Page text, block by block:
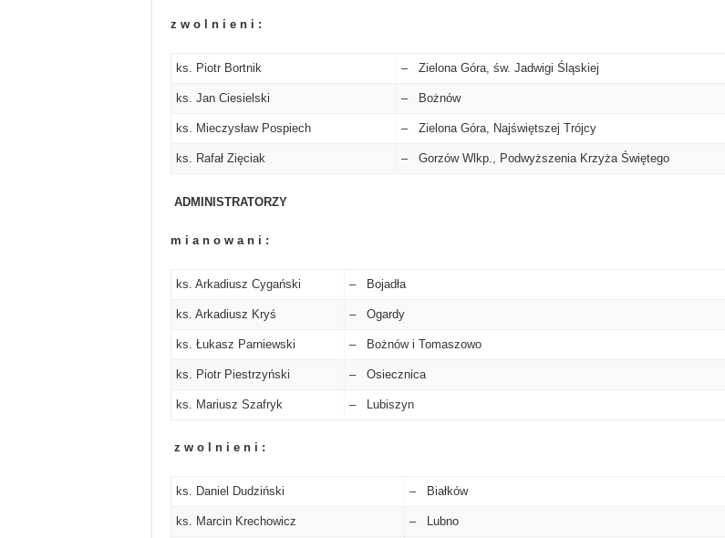
z w o l n i e n i :
ks. Piotr Bortnik – Zielona Góra, św. Jadwigi Śląskiej
ks. Jan Ciesielski – Bożnów
ks. Mieczysław Pospiech – Zielona Góra, Najświętszej Trójcy
ks. Rafał Zięciak – Gorzów Wlkp., Podwyższenia Krzyża Świętego
ADMINISTRATORZY
m i a n o w a n i :
ks. Arkadiusz Cygański – Bojadła
ks. Arkadiusz Kryś – Ogardy
ks. Łukasz Parniewski – Bożnów i Tomaszowo
ks. Piotr Piestrzyński – Osiecznica
ks. Mariusz Szafryk – Lubiszyn
z w o l n i e n i :
ks. Daniel Dudziński – Białków
ks. Marcin Krechowicz – Lubno